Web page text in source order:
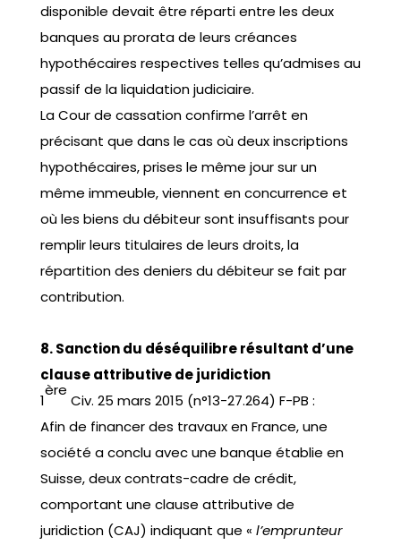
disponible devait être réparti entre les deux
banques au prorata de leurs créances
hypothécaires respectives telles qu’admises au
passif de la liquidation judiciaire.
La Cour de cassation confirme l’arrêt en
précisant que dans le cas où deux inscriptions
hypothécaires, prises le même jour sur un
même immeuble, viennent en concurrence et
où les biens du débiteur sont insuffisants pour
remplir leurs titulaires de leurs droits, la
répartition des deniers du débiteur se fait par
contribution.
8. Sanction du déséquilibre résultant d’une
clause attributive de juridiction
1
ère
Civ. 25 mars 2015 (n°13-27.264) F-PB :
Afin de financer des travaux en France, une
société a conclu avec une banque établie en
Suisse, deux contrats-cadre de crédit,
comportant une clause attributive de
juridiction (CAJ) indiquant que « l’emprunteur